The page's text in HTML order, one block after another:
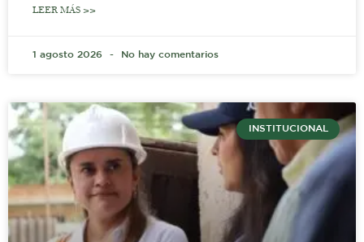
LEER MÁS >>
1 agosto 2026 No hay comentarios
INSTITUCIONAL